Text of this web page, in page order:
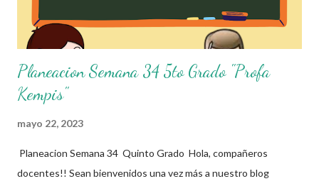
documento completo aquí ?...
Planeacion Semana 34 5to Grado "Profa
Kempis"
mayo 22, 2023
Planeacion Semana 34 Quinto Grado Hola, compañeros
docentes!! Sean bienvenidos una vez más a nuestro blog